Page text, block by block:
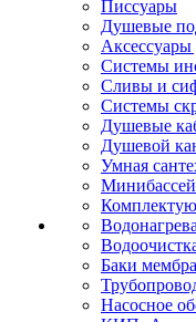
Писсуары
Душевые
Системы
Сливы и
Системы
Душевые
Душевой
Умная
Баки
Насосное